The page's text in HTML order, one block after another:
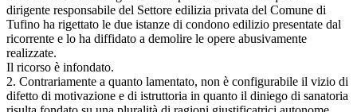
dirigente responsabile del Settore edilizia privata del Comune di
Tufino ha rigettato le due istanze di condono edilizio presentate dal
ricorrente e lo ha diffidato a demolire le opere abusivamente
realizzate.
Il ricorso è infondato.
2. Contrariamente a quanto lamentato, non è configurabile il vizio di
difetto di motivazione e di istruttoria in quanto il diniego di sanatoria